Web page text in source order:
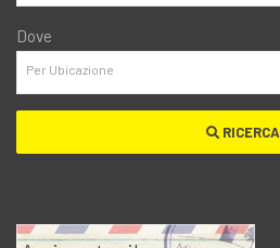
Dove
RICERCA